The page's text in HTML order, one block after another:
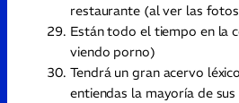
restaurante (al ver las
Están todo el tiempo en la
viendo porno)
Tendrá un gran acervo
entiendas la mayoría de